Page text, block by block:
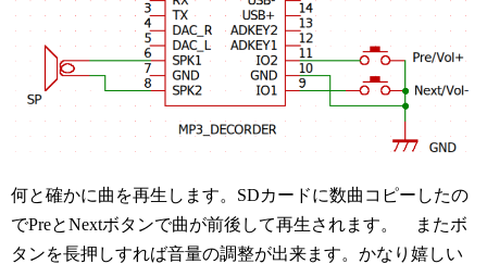
何と確かに曲を再生します。SDカードに数曲コピーしたの
でPreとNextボタンで曲が前後して再生されます。 またボ
タンを長押しすれば音量の調整が出来ます。かなり嬉しい